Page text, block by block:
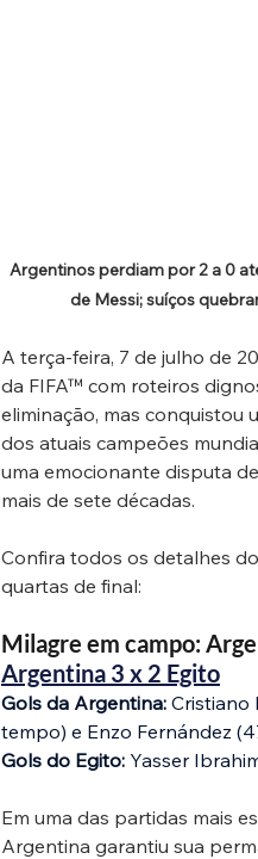
Argentinos perdiam por 2 a 0
de Messi; suíços
A terça-feira, 7 de julho de
da FIFA™ com roteiros
eliminação, mas conquistou
dos atuais campeões
uma emocionante disputa
mais de sete décadas.
Confira todos os detalhes
quartas de final:
Milagre em campo:
Argentina 3 x 2 Egito
Gols da Argentina: Cristiano
tempo) e Enzo Fernández
Gols do Egito: Yasser
Em uma das partidas mais
Argentina garantiu sua